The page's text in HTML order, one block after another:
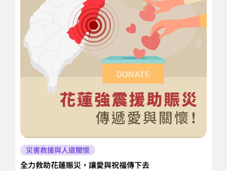
災害救援與人道關懷
全力救助花蓮賑災，讓愛與祝福傳下去